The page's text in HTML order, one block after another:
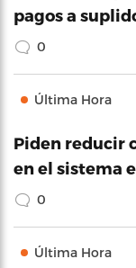
pagos a
0
Última Hora
Piden reducir
en el sistema
0
Última Hora